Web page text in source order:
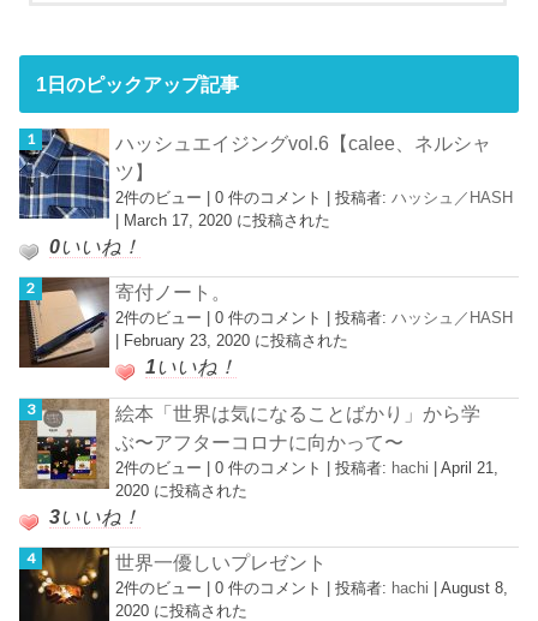
1日のピックアップ記事
ハッシュエイジングvol.6【calee、ネルシャ
ツ】
2件のビュー |0 件のコメント |投稿者:ハッシュ／HASH
March 17, 2020 に投稿された
0いいね！
寄付ノート。
2件のビュー |0 件のコメント |投稿者:ハッシュ／HASH
February 23, 2020 に投稿された
1 いいね！
絵本「世界は気になることばかり」から学
ぶ〜アフターコロナに向かって〜
2件のビュー |0 件のコメント |投稿者: hachi |April 21,
2020 に投稿された
3いいね！
世界一優しいプレゼント
2件のビュー |0 件のコメント |投稿者: hachi |August 8,
2020 に投稿された